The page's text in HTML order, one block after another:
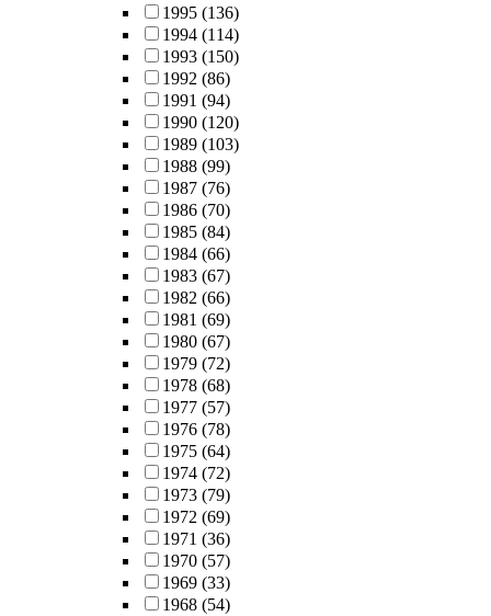
1995 (136)
1994 (114)
1993 (150)
1992 (86)
1991 (94)
1990 (120)
1989 (103)
1988 (99)
1987 (76)
1986 (70)
1985 (84)
1984 (66)
1983 (67)
1982 (66)
1981 (69)
1980 (67)
1979 (72)
1978 (68)
1977 (57)
1976 (78)
1975 (64)
1974 (72)
1973 (79)
1972 (69)
1971 (36)
1970 (57)
1969 (33)
1968 (54)